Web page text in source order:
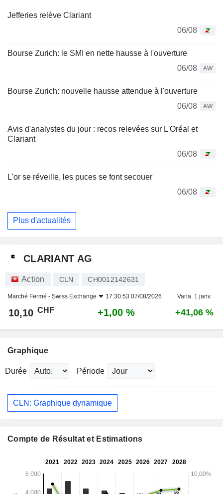
Jefferies relève Clariant
06/08
Bourse Zurich: le SMI en nette hausse à l'ouverture
06/08
AW
Bourse Zurich: nouvelle hausse attendue à l'ouverture
06/08
AW
Avis d'analystes du jour : recos relevées sur L'Oréal et
Clariant
06/08
L'or se réveille, les puces se font secouer
06/08
Plus d'actualités
CLARIANT AG
Action CLN CH0012142631
Marché Fermé - Swiss Exchange 17:30:53 07/08/2026 Varia. 1 janv.
10,10 CHF +1,00 % +41,06 %
Graphique
Durée Période
CLN: Graphique dynamique
Compte de Résultat et Estimations